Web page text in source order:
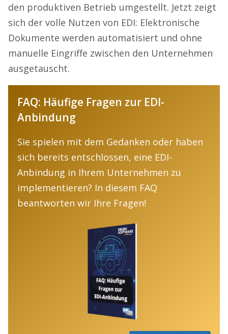
den produktiven Betrieb umgestellt. Jetzt zeigt
sich der volle Nutzen von EDI: Elektronische
Dokumente werden automatisiert und ohne
manuelle Eingriffe zwischen den Unternehmen
ausgetauscht.
FAQ: Häufige Fragen zur EDI-
Anbindung
Sie spielen mit dem Gedanken oder haben
sich bereits entschlossen, eine EDI-
Anbindung in Ihrem Unternehmen zu
implementieren? In diesem FAQ
beantworten wir Ihre Fragen!